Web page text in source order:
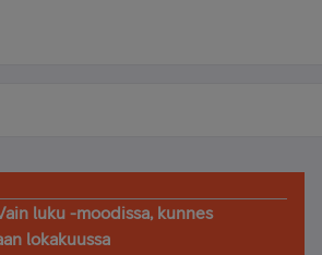
luku -moodissa, kunnes
lokakuussa